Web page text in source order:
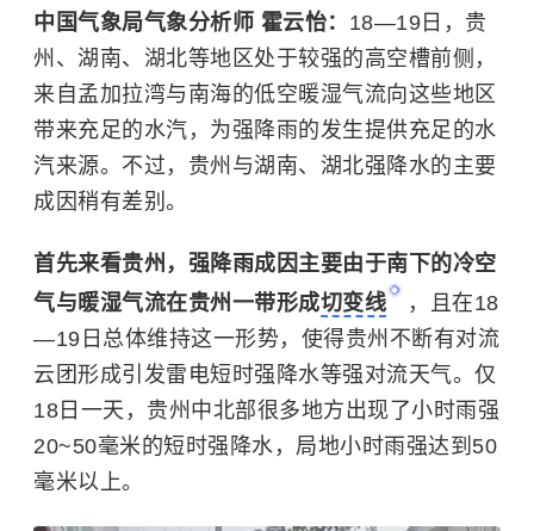
中国气象局气象分析师 霍云怡： 18—19日，贵
州、湖南、湖北等地区处于较强的高空槽前侧，
来自孟加拉湾与南海的低空暖湿气流向这些地区
带来充足的水汽，为强降雨的发生提供充足的水
汽来源。不过，贵州与湖南、湖北强降水的主要
成因稍有差别。
首先来看贵州，强降雨成因主要由于南下的冷空
气与暖湿气流在贵州一带形成切变线
，且在18
—19日总体维持这一形势，使得贵州不断有对流
云团形成引发雷电短时强降水等强对流天气。仅
18日一天，贵州中北部很多地方出现了小时雨强
20~50毫米的短时强降水，局地小时雨强达到50
毫米以上。